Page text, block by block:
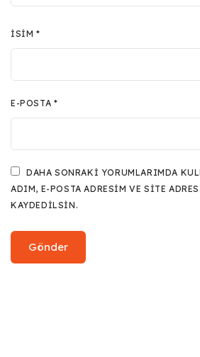
İSIM*
E-POSTA *
DAHA SONRAKI YORUMLARIMDA
ADIM, E-POSTA ADRESIM VE SITE
KAYDEDILSIN.